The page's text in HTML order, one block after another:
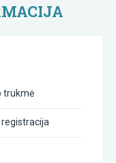
trukmė
registracija